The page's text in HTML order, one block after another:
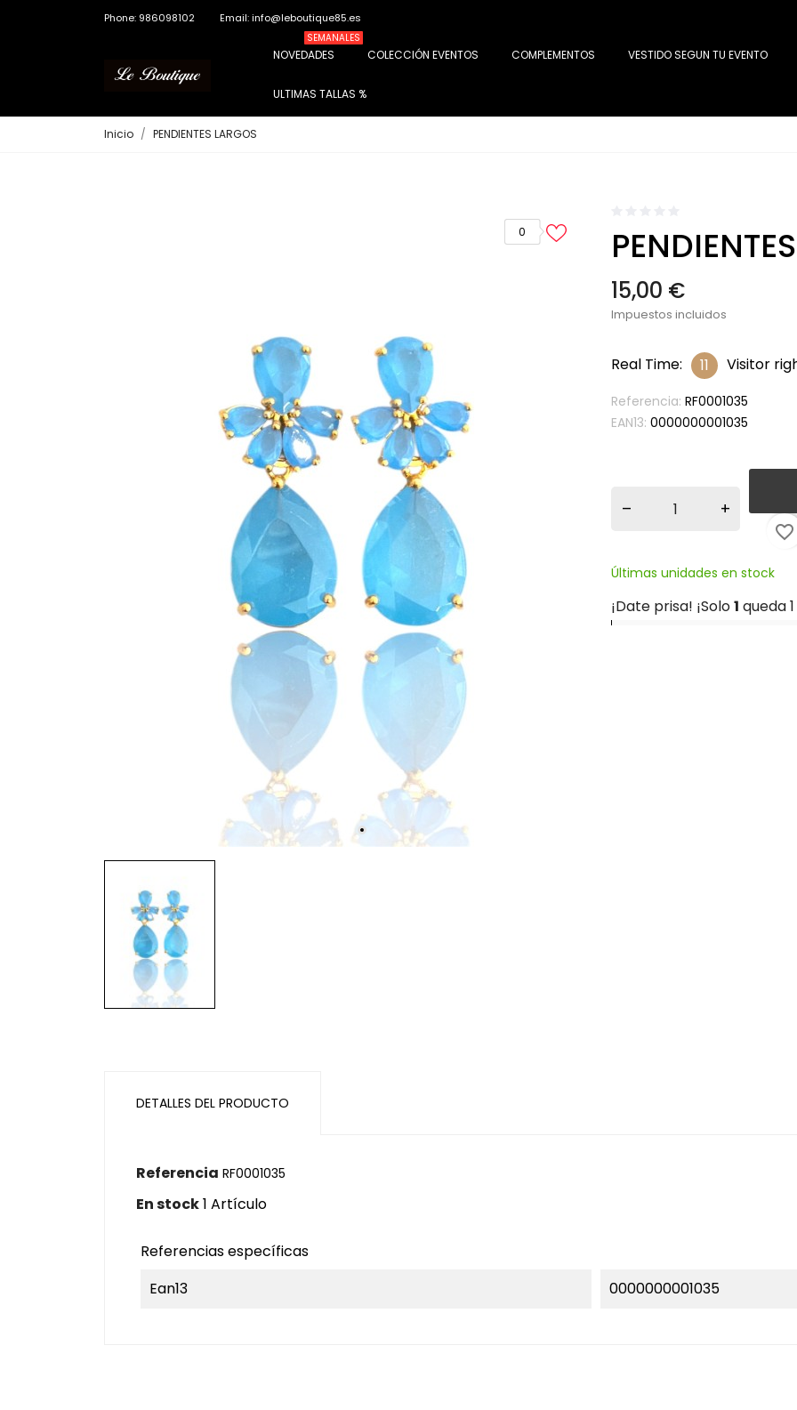
Phone: 986098102 Email: info@leboutique85.es
NOVEDADES
SEMANALES
COLECCIÓN EVENTOS COMPLEMENTOS VESTIDO SEGUN TU EVENTO
ULTIMAS TALLAS %
Inicio PENDIENTES LARGOS
0
15,00 €
Impuestos incluidos
Real Time: 11 Visitor
Referencia: RF0001035
EAN13: 0000000001035
– +
favorite_border
Últimas unidades en stock
¡Date prisa! ¡Solo1 queda
DETALLES DEL PRODUCTO
Referencia RF0001035
En stock1 Artículo
Referencias específicas
Ean13
0000000001035